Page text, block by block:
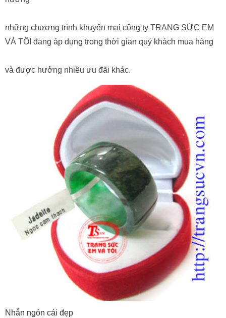
những chương trình khuyến mại công ty TRANG SỨC EM
VÀ TÔI đang áp dụng trong thời gian quý khách mua hàng
và được hưởng nhiều ưu đãi khác.
Nhẫn ngón cái đẹp